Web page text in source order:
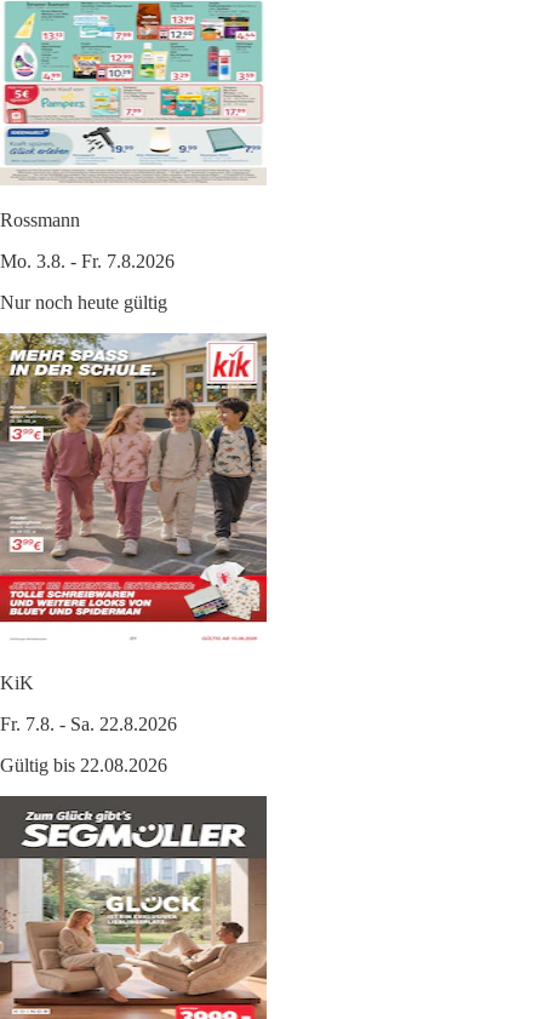
Rossmann
Mo. 3.8. - Fr. 7.8.2026
Nur noch heute gültig
KiK
Fr. 7.8. - Sa. 22.8.2026
Gültig bis 22.08.2026